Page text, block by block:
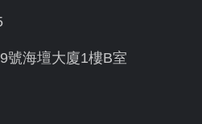
號海壇大廈1樓B室